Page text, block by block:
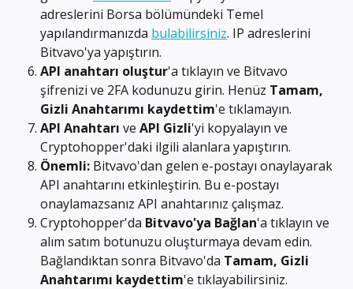
adreslerini Borsa bölümündeki Temel
yapılandırmanızda bulabilirsiniz. IP adreslerini
Bitvavo'ya yapıştırın.
API anahtarı oluştur'a tıklayın ve Bitvavo
şifrenizi ve 2FA kodunuzu girin. Henüz Tamam,
Gizli Anahtarımı kaydettim'e tıklamayın.
API Anahtarı ve API Gizli'yi kopyalayın ve
Cryptohopper'daki ilgili alanlara yapıştırın.
Önemli: Bitvavo'dan gelen e-postayı onaylayarak
API anahtarını etkinleştirin. Bu e-postayı
onaylamazsanız API anahtarınız çalışmaz.
Cryptohopper'da Bitvavo'ya Bağlan'a tıklayın ve
alım satım botunuzu oluşturmaya devam edin.
Bağlandıktan sonra Bitvavo'da Tamam, Gizli
Anahtarımı kaydettim'e tıklayabilirsiniz.